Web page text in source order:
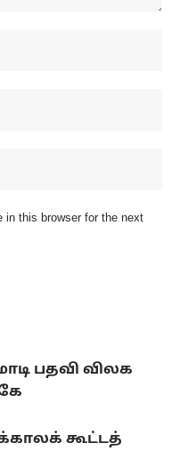
in this browser for the next
பதவி விலக
கூட்டத்